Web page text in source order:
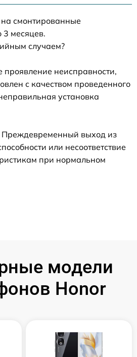
на смонтированные
месяцев.
случаем?
проявление неисправности,
с качеством проведенного
установка
выход из
или несоответствие
при нормальном
модели
Honor